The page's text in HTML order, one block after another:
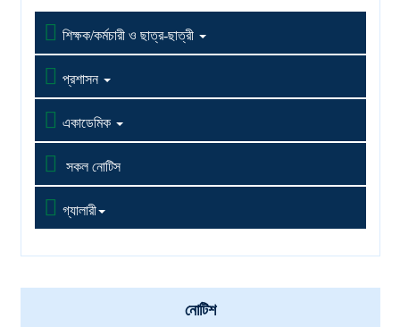
 শিক্ষক/কর্মচারী ও ছাত্র-ছাত্রী
 প্রশাসন
 একাডেমিক
 সকল নোটিস
 গ্যালারী
নোটিশ